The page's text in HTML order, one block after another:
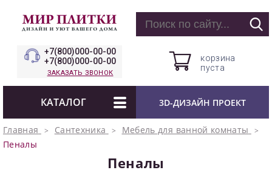
+7(800)000-00-00
+7(800)000-00-00
ЗАКАЗАТЬ ЗВОНОК
корзина
пуста
КАТАЛОГ 3D-ДИЗАЙН ПРОЕКТ
Главная Сантехника
Мебель для ванной комнаты
Пеналы
Пеналы